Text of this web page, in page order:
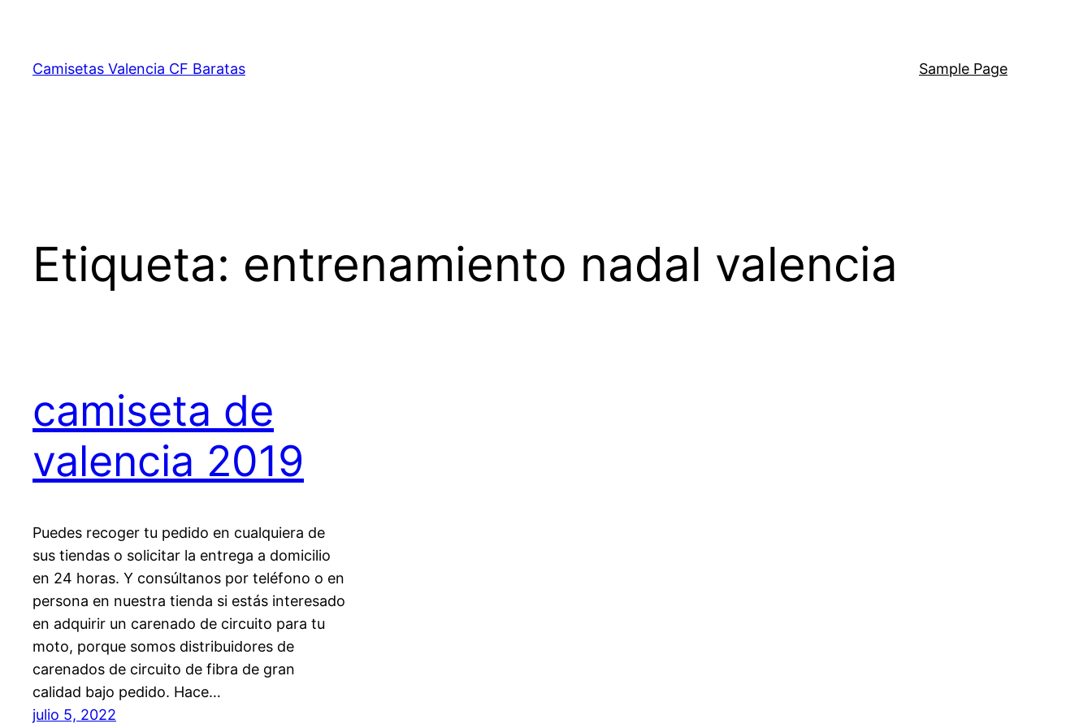
contenido
Camisetas Valencia CF Baratas Sample Page
Etiqueta: entrenamiento nadal valencia
camiseta de
valencia 2019
Puedes recoger tu pedido en cualquiera de
sus tiendas o solicitar la entrega a domicilio
en 24 horas. Y consúltanos por teléfono o en
persona en nuestra tienda si estás interesado
en adquirir un carenado de circuito para tu
moto, porque somos distribuidores de
carenados de circuito de fibra de gran
calidad bajo pedido. Hace…
julio 5, 2022